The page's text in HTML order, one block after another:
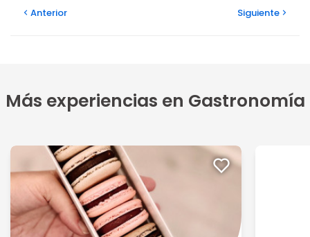
Anterior Siguiente
Más experiencias en Gastronomía